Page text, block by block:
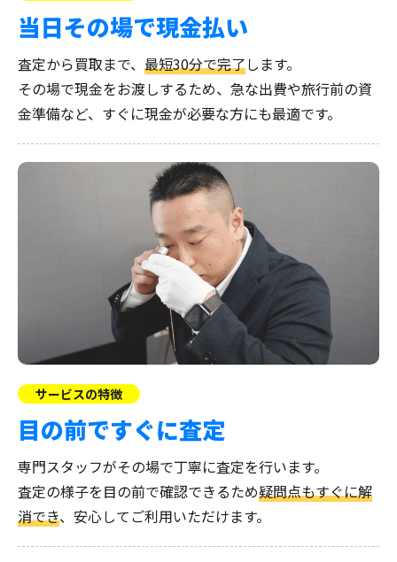
当日その場で現金払い
査定から買取まで、 最短30分で完了します。
その場で現金をお渡しするため、急な出費や旅行前の資
金準備など、すぐに現金が必要な方にも最適です。
サービスの特徴
目の前ですぐに査定
専門スタッフがその場で丁寧に査定を行います。
査定の様子を目の前で確認できるため疑問点もすぐに解
消でき、安心してご利用いただけます。